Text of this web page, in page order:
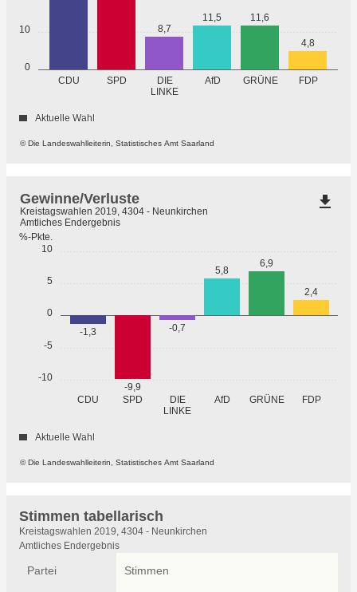
0
10
CDU SPD
DIE
LINKE
AfD GRÜNE FDP
8,7
11,5 11,6
4,8
© Die Landeswahlleiterin, Statistisches Amt Saarland
Aktuelle Wahl
-10
-5
0
5
10
%-Pkte.
CDU SPD
DIE
LINKE
AfD GRÜNE FDP
-1,3
-9,9
-0,7
5,8
6,9
2,4
© Die Landeswahlleiterin, Statistisches Amt Saarland
Gewinne/Verluste
Kreistagswahlen 2019, 4304 - Neunkirchen
Amtliches Endergebnis
Aktuelle Wahl
file_download
Stimmen tabellarisch
Stimmen
tabellarisch
Kreistagswahlen 2019, 4304 - Neunkirchen
Amtliches Endergebnis
Partei Stimmen